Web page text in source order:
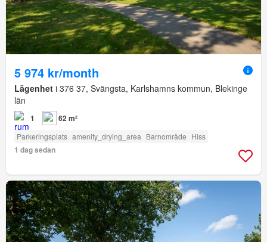
5 974 kr/month
Lägenhet i 376 37, Svängsta, Karlshamns kommun, Blekinge
län
1 62 m²
Parkeringsplats amenity_drying_area Barnområde Hiss
1 dag sedan